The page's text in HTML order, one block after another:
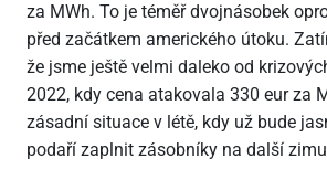
za MWh. To je téměř dvojnásobek
před začátkem amerického útoku.
že jsme ještě velmi daleko od
2022, kdy cena atakovala 330 eur za
zásadní situace v létě, kdy už bude
podaří zaplnit zásobníky na další